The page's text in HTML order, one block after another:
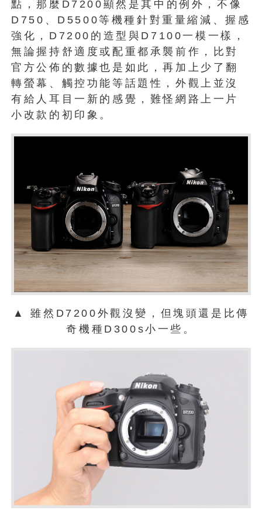
點，那麼D7200顯然是其中的例外，不像
D750、D5500等機種針對重量縮減、握感
強化，D7200的造型與D7100一模一樣，
無論握持舒適度或配重都承襲前作，比對
官方公佈的數據也是如此，再加上少了翻
轉螢幕、觸控功能等話題性，外觀上並沒
有給人耳目一新的感覺，難怪網路上一片
小改款的初印象。
▲ 雖然D7200外觀沒變，但塊頭還是比傳
奇機種D300s小一些。